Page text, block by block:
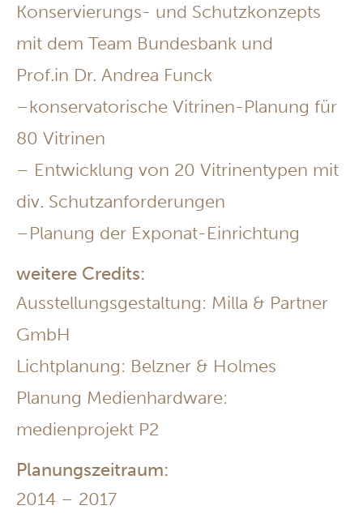
Konservierungs- und Schutzkonzepts
mit dem Team Bundesbank und
Prof.in Dr. Andrea Funck
–konservatorische Vitrinen-Planung für
80 Vitrinen
– Entwicklung von 20 Vitrinentypen mit
div. Schutzanforderungen
–Planung der Exponat-Einrichtung
weitere Credits:
Ausstellungsgestaltung: Milla & Partner
GmbH
Lichtplanung: Belzner & Holmes
Planung Medienhardware:
medienprojekt P2
Planungszeitraum:
2014 – 2017